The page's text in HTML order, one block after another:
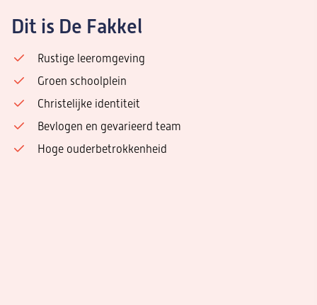
Dit is De Fakkel
Rustige leeromgeving
Groen schoolplein
Christelijke identiteit
Bevlogen en gevarieerd team
Hoge ouderbetrokkenheid